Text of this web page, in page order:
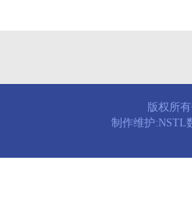
版权所
制作维护:NSTL